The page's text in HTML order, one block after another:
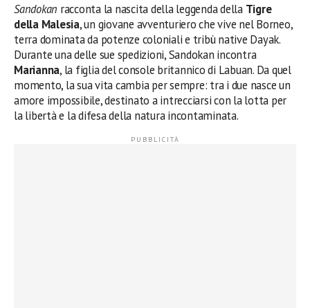
Sandokan racconta la nascita della leggenda della Tigre
della Malesia, un giovane avventuriero che vive nel Borneo,
terra dominata da potenze coloniali e tribù native Dayak.
Durante una delle sue spedizioni, Sandokan incontra
Marianna, la figlia del console britannico di Labuan. Da quel
momento, la sua vita cambia per sempre: tra i due nasce un
amore impossibile, destinato a intrecciarsi con la lotta per
la libertà e la difesa della natura incontaminata.